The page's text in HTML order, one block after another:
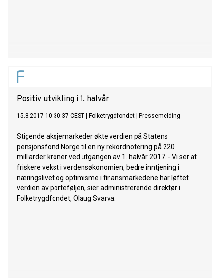
Positiv utvikling i 1. halvår
15.8.2017 10:30:37 CEST Folketrygdfondet Pressemelding
Stigende aksjemarkeder økte verdien på Statens
pensjonsfond Norge til en ny rekordnotering på 220
milliarder kroner ved utgangen av 1. halvår 2017. - Vi ser at
friskere vekst i verdensøkonomien, bedre inntjening i
næringslivet og optimisme i finansmarkedene har løftet
verdien av porteføljen, sier administrerende direktør i
Folketrygdfondet, Olaug Svarva.